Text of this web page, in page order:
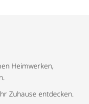
Heimwerken,
Zuhause entdecken.